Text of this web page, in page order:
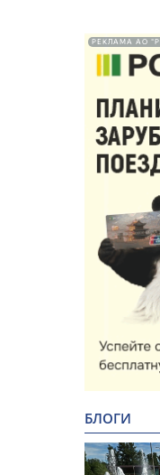
РЕКЛАМА АО
БЛОГИ